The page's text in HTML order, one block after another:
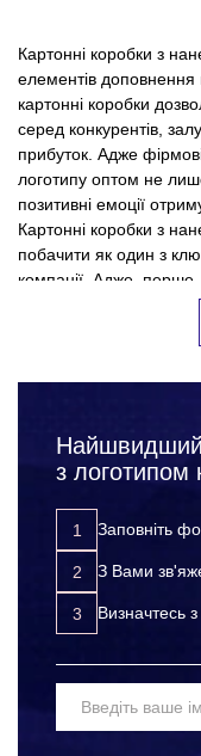
Картонні коробки з
елементів доповнення
картонні коробки
серед конкурентів,
прибуток. Адже
логотипу оптом не
позитивні емоції
Картонні коробки з
побачити як один з
компанії. Адже,
продукцію - упаковку.
картонних коробок з
товарів. Наша
упаковки для будь-
Наша співпраця не
принесе багато вигод:
у нас ви
чітке
(без зривів
доступні ціни
замовлення);
систему знижок
доставка
зручним для вас
Найшвидший
з логотипом
Заповніть
З Вами
Визначтесь